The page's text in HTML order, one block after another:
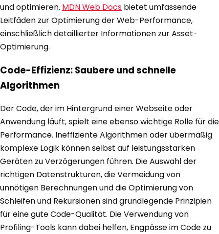
und optimieren. MDN Web Docs bietet umfassende
Leitfäden zur Optimierung der Web-Performance,
einschließlich detaillierter Informationen zur Asset-
Optimierung.
Code-Effizienz: Saubere und schnelle
Algorithmen
Der Code, der im Hintergrund einer Webseite oder
Anwendung läuft, spielt eine ebenso wichtige Rolle für die
Performance. Ineffiziente Algorithmen oder übermäßig
komplexe Logik können selbst auf leistungsstarken
Geräten zu Verzögerungen führen. Die Auswahl der
richtigen Datenstrukturen, die Vermeidung von
unnötigen Berechnungen und die Optimierung von
Schleifen und Rekursionen sind grundlegende Prinzipien
für eine gute Code-Qualität. Die Verwendung von
Profiling-Tools kann dabei helfen, Engpässe im Code zu